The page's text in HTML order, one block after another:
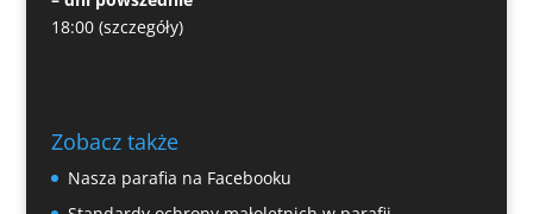
18:00 (szczegóły)
Zobacz także
Nasza parafia na Facebooku